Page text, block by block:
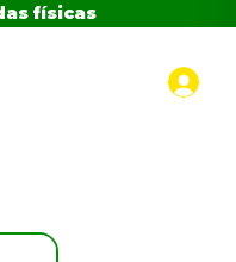
físicas